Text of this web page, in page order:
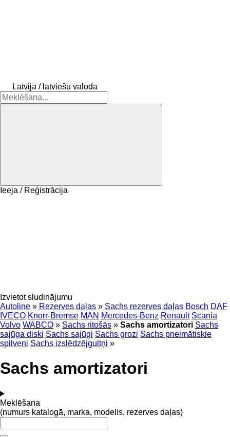
Latvija / latviešu valoda
Ieeja / Reģistrācija
Izvietot sludinājumu
Autoline » Rezerves daļas » Sachs rezerves daļas Bosch DAF
IVECO Knorr-Bremse MAN Mercedes-Benz Renault Scania
Volvo WABCO » Sachs ritošās » Sachs amortizatori Sachs
sajūga diski Sachs sajūgi Sachs grozi Sachs pneimātiskie
spilveni Sachs izslēdzējgultņi »
Sachs amortizatori
Meklēšana
(numurs katalogā, marka, modelis, rezerves daļas)